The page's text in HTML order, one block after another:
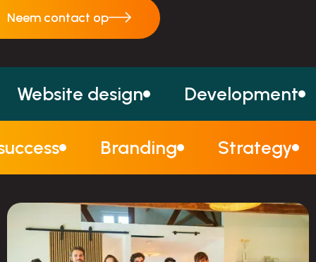
Neem contact op
Neem contact op
Website design Development
Branding Strategy